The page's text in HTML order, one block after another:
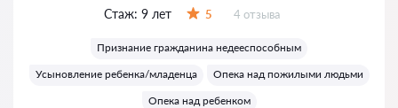
Стаж: 9 лет 5 Отзывов:
4 отзыва
Признание гражданина недееспособным
Усыновление ребенка/младенца
Опека над пожилыми людьми
Опека над ребенком